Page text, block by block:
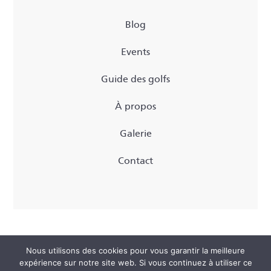
Blog
Events
Guide des golfs
À propos
Galerie
Contact
Copyright 2020 ©Birdie
Nous utilisons des cookies pour vous garantir la meilleure
expérience sur notre site web. Si vous continuez à utiliser ce